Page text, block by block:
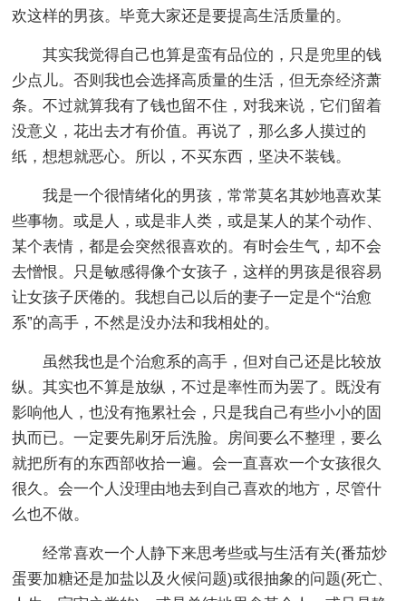
欢这样的男孩。毕竟大家还是要提高生活质量的。
其实我觉得自己也算是蛮有品位的，只是兜里的钱
少点儿。否则我也会选择高质量的生活，但无奈经济萧
条。不过就算我有了钱也留不住，对我来说，它们留着
没意义，花出去才有价值。再说了，那么多人摸过的
纸，想想就恶心。所以，不买东西，坚决不装钱。
我是一个很情绪化的男孩，常常莫名其妙地喜欢某
些事物。或是人，或是非人类，或是某人的某个动作、
某个表情，都是会突然很喜欢的。有时会生气，却不会
去憎恨。只是敏感得像个女孩子，这样的男孩是很容易
让女孩子厌倦的。我想自己以后的妻子一定是个“治愈
系”的高手，不然是没办法和我相处的。
虽然我也是个治愈系的高手，但对自己还是比较放
纵。其实也不算是放纵，不过是率性而为罢了。既没有
影响他人，也没有拖累社会，只是我自己有些小小的固
执而已。一定要先刷牙后洗脸。房间要么不整理，要么
就把所有的东西部收拾一遍。会一直喜欢一个女孩很久
很久。会一个人没理由地去到自己喜欢的地方，尽管什
么也不做。
经常喜欢一个人静下来思考些或与生活有关(番茄炒
蛋要加糖还是加盐以及火候问题)或很抽象的问题(死亡、